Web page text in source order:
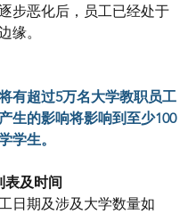
步恶化后，员工已经处于
缘。
有超过5万名大学教职员工
生的影响将影响到至少100
学生。
表及时间
日期及涉及大学数量如